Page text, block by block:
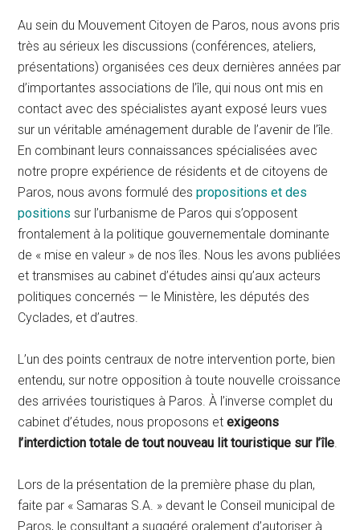
Au sein du Mouvement Citoyen de Paros, nous avons pris
très au sérieux les discussions (conférences, ateliers,
présentations) organisées ces deux dernières années par
d’importantes associations de l’île, qui nous ont mis en
contact avec des spécialistes ayant exposé leurs vues
sur un véritable aménagement durable de l’avenir de l’île.
En combinant leurs connaissances spécialisées avec
notre propre expérience de résidents et de citoyens de
Paros, nous avons formulé despropositions et des
positions sur l’urbanisme de Paros qui s’opposent
frontalement à la politique gouvernementale dominante
de « mise en valeur » de nos îles. Nous les avons publiées
et transmises au cabinet d’études ainsi qu’aux acteurs
politiques concernés — le Ministère, les députés des
Cyclades, et d’autres.
L’un des points centraux de notre intervention porte, bien
entendu, sur notre opposition à toute nouvelle croissance
des arrivées touristiques à Paros. À l’inverse complet du
cabinet d’études, nous proposons etexigeons
l’interdiction totale de tout nouveau lit touristique sur l’île.
Lors de la présentation de la première phase du plan,
faite par « Samaras S.A. » devant le Conseil municipal de
Paros, le consultant a suggéré oralement d’autoriser à